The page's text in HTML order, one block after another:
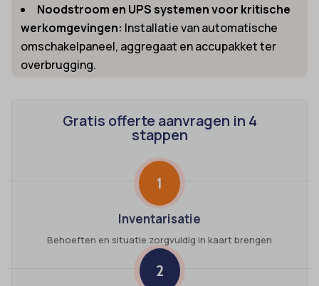
Noodstroom en UPS systemen voor kritische
werkomgevingen: Installatie van automatische
omschakelpaneel, aggregaat en accupakket ter
overbrugging.
Gratis offerte aanvragen in 4
stappen
1
Inventarisatie
Behoeften en situatie zorgvuldig in kaart brengen
2